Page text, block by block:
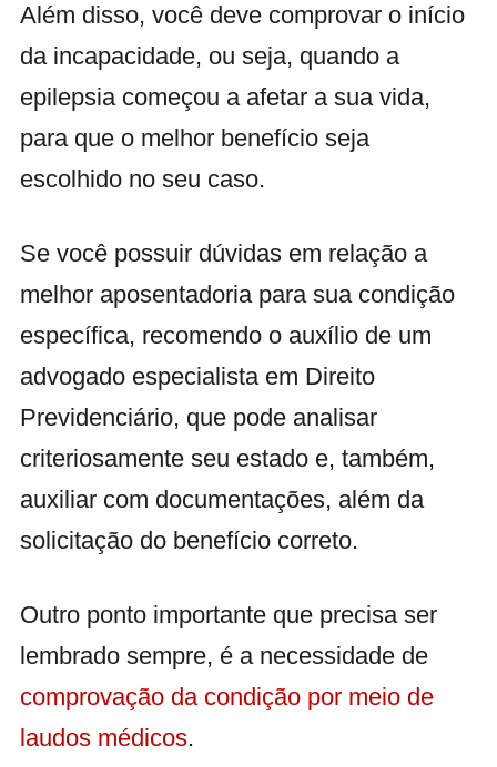
Além disso, você deve comprovar o início
da incapacidade, ou seja, quando a
epilepsia começou a afetar a sua vida,
para que o melhor benefício seja
escolhido no seu caso.
Se você possuir dúvidas em relação a
melhor aposentadoria para sua condição
específica, recomendo o auxílio de um
advogado especialista em Direito
Previdenciário, que pode analisar
criteriosamente seu estado e, também,
auxiliar com documentações, além da
solicitação do benefício correto.
Outro ponto importante que precisa ser
lembrado sempre, é a necessidade de
comprovação da condição por meio de
laudos médicos.